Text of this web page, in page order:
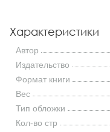
Характеристики
Автор
Издательство
Формат книги
Вес
Тип обложки
Кол-во стр